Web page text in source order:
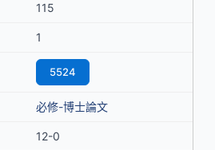
115
1
5524
必修-博士論文
12-0